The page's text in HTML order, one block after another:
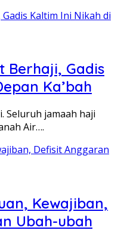
Berhaji, Gadis
Ka’bah
Seluruh jamaah haji
Air….
Kewajiban,
Ubah-ubah